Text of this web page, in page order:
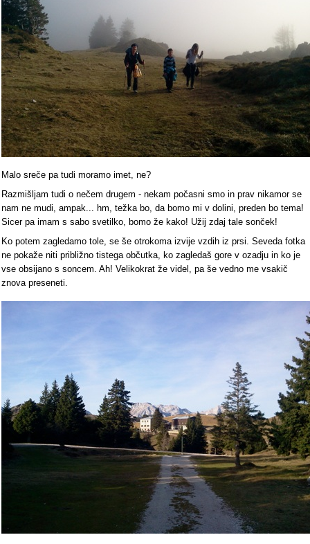
Malo sreče pa tudi moramo imet, ne?
Razmišljam tudi o nečem drugem - nekam počasni smo in prav nikamor se
nam ne mudi, ampak... hm, težka bo, da bomo mi v dolini, preden bo tema!
Sicer pa imam s sabo svetilko, bomo že kako! Užij zdaj tale sonček!
Ko potem zagledamo tole, se še otrokoma izvije vzdih iz prsi. Seveda fotka
ne pokaže niti približno tistega občutka, ko zagledaš gore v ozadju in ko je
vse obsijano s soncem. Ah! Velikokrat že videl, pa še vedno me vsakič
znova preseneti.